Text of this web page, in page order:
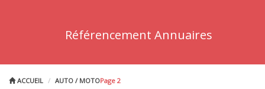
Référencement Annuaires
ACCUEIL AUTO / MOTOPage 2